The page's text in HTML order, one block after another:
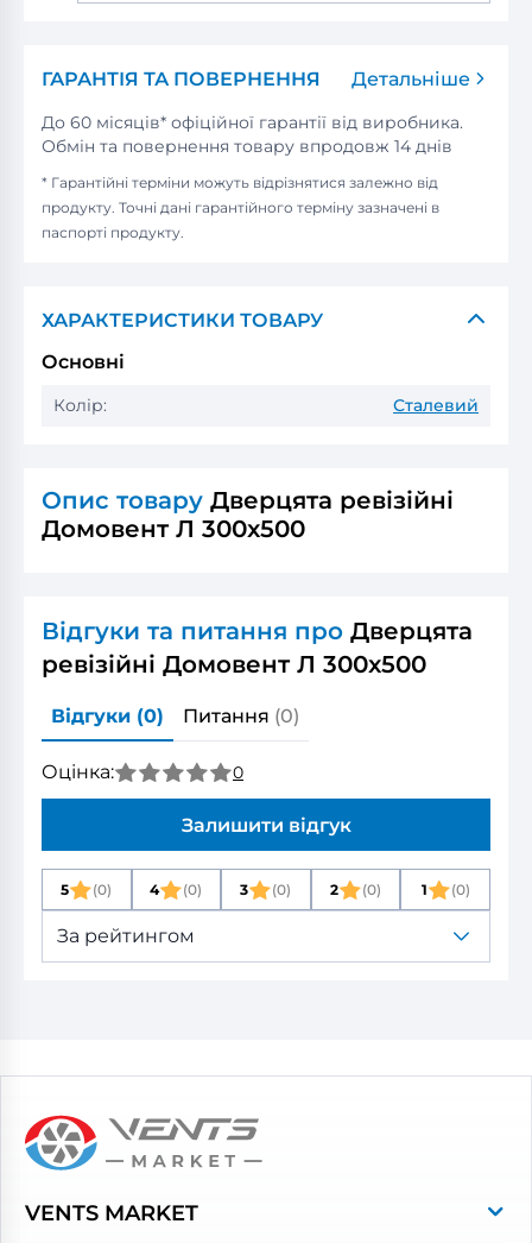
ГАРАНТІЯ ТА ПОВЕРНЕННЯ Детальніше
До 60 місяців* офіційної гарантії від виробника.
Обмін та повернення товару впродовж 14 днів
* Гарантійні терміни можуть відрізнятися залежно від
продукту. Точні дані гарантійного терміну зазначені в
паспорті продукту.
ХАРАКТЕРИСТИКИ ТОВАРУ
Основні
Колір: Сталевий
Опис товару Дверцята ревізійні
Домовент Л 300x500
Відгуки та питання про Дверцята
ревізійні Домовент Л 300x500
Відгуки (0) Питання (0)
Оцінка: 0
Залишити відгук
5 (0) 4 (0) 3 (0) 2 (0) 1 (0)
За рейтингом
VENTS MARKET